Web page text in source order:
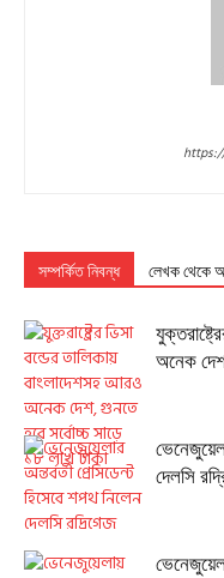
সম্পর্কিত নিবন্ধ লেখক থেকে
অনেক
দেলসি